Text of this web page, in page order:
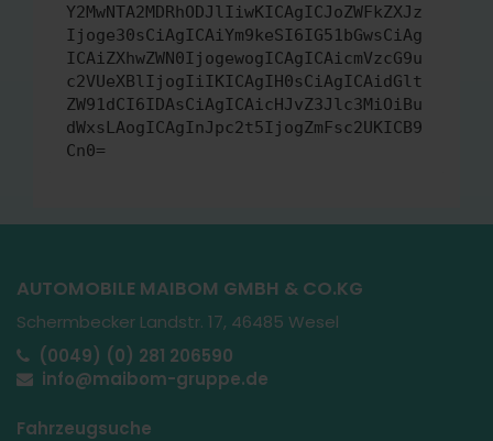
Y2MwNTA2MDRhODJlIiwKICAgICJoZWFkZXJz
Ijoge30sCiAgICAiYm9keSI6IG51bGwsCiAg
ICAiZXhwZWN0IjogewogICAgICAicmVzcG9u
c2VUeXBlIjogIiIKICAgIH0sCiAgICAidGlt
ZW91dCI6IDAsCiAgICAicHJvZ3Jlc3MiOiBu
dWxsLAogICAgInJpc2t5IjogZmFsc2UKICB9
Cn0=
AUTOMOBILE MAIBOM GMBH & CO.KG
Schermbecker Landstr. 17, 46485 Wesel
(0049) (0) 281 206590
info@maibom-gruppe.de
Fahrzeugsuche